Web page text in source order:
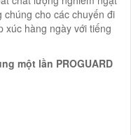
cho các chuyến đi
xúc hàng ngày với tiếng
một lần PROGUARD